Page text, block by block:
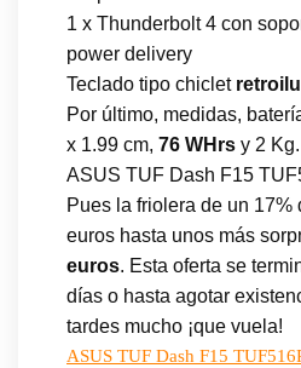
1 x Thunderbolt 4 con
power delivery
Teclado tipo chiclet
Por último, medidas,
x 1.99 cm, 76 WHrs y 2
ASUS TUF Dash F15
Pues la friolera de un 17%
euros hasta unos más
euros. Esta oferta se
días o hasta agotar
tardes mucho ¡que vuela!
ASUS TUF Dash F15